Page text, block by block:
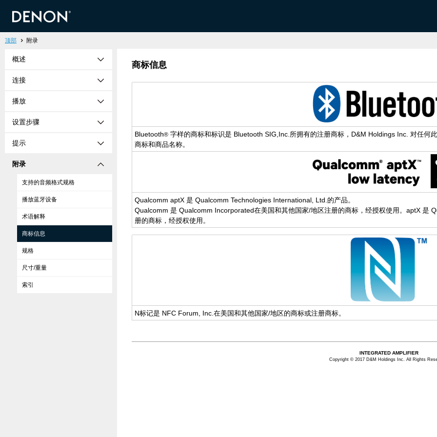
顶部 附录
概述
连接
播放
设置步骤
提示
附录
支持的音频格式规格
播放蓝牙设备
术语解释
商标信息
规格
尺寸/重量
索引
商标信息
Bluetooth® 字样的商标和标识是 Bluetooth SIG,Inc.所拥有的注册商标，D&M Holdings Inc. 对任何
商标和商品名称。
Qualcomm aptX 是 Qualcomm Technologies International, Ltd.的产品。
Qualcomm 是 Qualcomm Incorporated在美国和其他国家/地区注册的商标，经授权使用。aptX 是
册的商标，经授权使用。
N标记是 NFC Forum, Inc.在美国和其他国家/地区的商标或注册商标。
INTEGRATED AMPLIFIER
Copyright © 2017 D&M Holdings Inc. All Rights